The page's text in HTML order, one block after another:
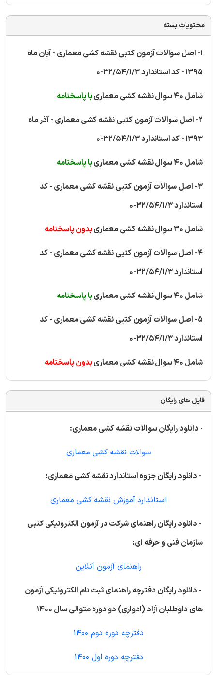
محتویات بسته
1- اصل سوالات آزمون کتبی نقشه کشی معماری - آبان ماه
1395 - کد استاندارد 32/54/1/3-0
شامل 40 سوال نقشه کشی معماری با پاسخنامه
2- اصل سوالات آزمون کتبی نقشه کشی معماری - آذر ماه
1393 - کد استاندارد 32/54/1/3-0
شامل 40 سوال نقشه کشی معماری با پاسخنامه
3- اصل سوالات آزمون کتبی نقشه کشی معماری - کد
استاندارد 32/54/1/3-0
شامل 30 سوال نقشه کشی معماری بدون پاسخنامه
4- اصل سوالات آزمون کتبی نقشه کشی معماری - کد
استاندارد 32/54/1/3-0
شامل 40 سوال نقشه کشی معماری با پاسخنامه
5- اصل سوالات آزمون کتبی نقشه کشی معماری - کد
استاندارد 32/54/1/3-0
شامل 40 سوال نقشه کشی معماری بدون پاسخنامه
فایل های رایگان
- دانلود رایگان سوالات نقشه کشی معماری:
سوالات نقشه کشی معماری
- دانلود رایگان جزوه استاندارد نقشه کشی معماری:
استاندارد آموزش نقشه کشی معماری
- دانلود رایگان راهنمای شرکت در آزمون الکترونیکی کتبی
سازمان فنی و حرفه ای:
راهنمای آزمون آنلاین
- دانلود رایگان دفترچه راهنمای ثبت نام الکترونیکی آزمون
های داوطلبان آزاد (ادواری) دو دوره متوالی سال 1400
دفترچه دوره دوم 1400
دفترچه دوره اول 1400